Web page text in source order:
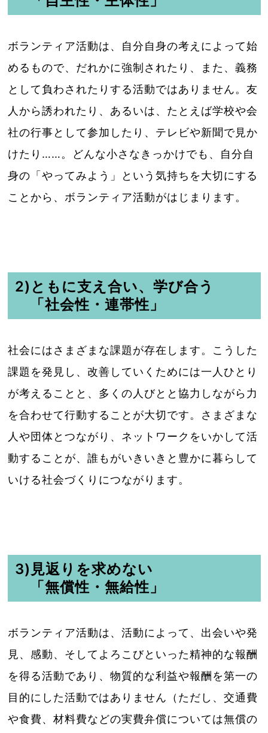
ボランティア活動は、自分自身の考えによって始
めるもので、だれかに強制されたり、また、義務
として負わされたりする活動ではありません。友
人から誘われたり、あるいは、たとえば学校や会
社の行事として参加したり、テレビや新聞で見か
けたり……。どんな小さなきっかけでも、自分自
身の「やってみよう」という気持ちを大切にする
ことから、ボランティア活動がはじまります。
2)ともに支え合い、学び合う
「社会性・連帯性」
社会にはさまざまな課題が存在します。こうした
課題を発見し、改善していくためには一人ひとり
が考えることと、多くの人びとと協力しながら力
を合わせて行動することが大切です。さまざまな
人や団体とつながり、ネットワークをいかして活
動することが、誰もがいきいきと豊かに暮らして
いける社会づくりにつながります。
3)見返りを求めない
「無償性・無給性」
ボランティア活動は、活動によって、出会いや発
見、感動、そしてよろこびといった精神的な報酬
を得る活動であり、物質的な利益や報酬を第一の
目的にした活動ではありません（ただし、交通費
や食費、材料費などの実費弁償については無償の